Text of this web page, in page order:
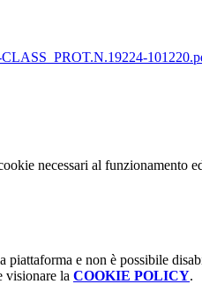
necessari al funzionamento
piattaforma e non è possibile
visionare la COOKIE POLICY.